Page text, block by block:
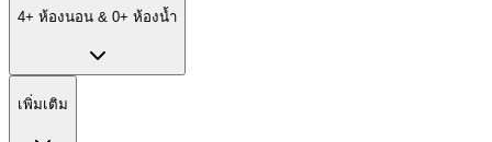
4+ ห้องนอน & 0+ ห้องน้ำ
เพิ่มเติม